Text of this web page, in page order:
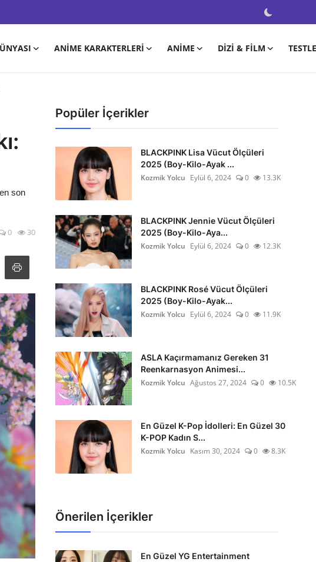
ANIME KARAKTERLERI ANIME DIZI & FILM
son
0 30
Popüler İçerikler
BLACKPINK Lisa Vücut Ölçüleri
2025 (Boy-Kilo-Ayak ...
Kozmik Yolcu Eylül 6, 2024 0 13.3K
BLACKPINK Jennie Vücut Ölçüleri
2025 (Boy-Kilo-Aya...
Kozmik Yolcu Eylül 6, 2024 0 12.3K
BLACKPINK Rosé Vücut Ölçüleri
2025 (Boy-Kilo-Ayak...
Kozmik Yolcu Eylül 6, 2024 0 11.9K
ASLA Kaçırmamanız Gereken 31
Reenkarnasyon Animesi...
Kozmik Yolcu Ağustos 27, 2024 0 10.5K
En Güzel K-Pop İdolleri: En Güzel 30
K-POP Kadın S...
Kozmik Yolcu Kasım 30, 2024 0 8.3K
Önerilen İçerikler
En Güzel YG Entertainment